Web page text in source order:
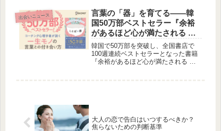
出会いだけでなくキャリアにも役立つ
情報を提供することを目指していま
す。
出会いニュース
言葉の「器」を育てる——韓
国50万部ベストセラー『余裕
があるほど心が満たされる こ
とばの器』邦訳登場
韓国で50万部を突破し、全国書店で
100週連続ベストセラーとなった書籍
『余裕があるほど心が満たされる こ
大人の恋で告白はいつするべきか？
焦らないための判断基準